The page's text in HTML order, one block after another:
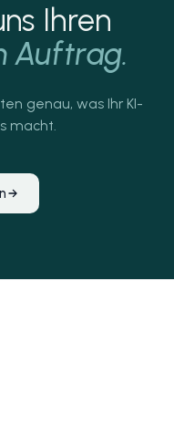
Ihren
Auftrag.
genau, was Ihr KI-
macht.